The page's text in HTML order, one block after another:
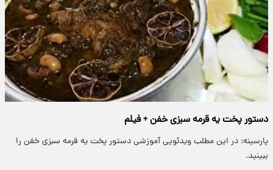
دستور پخت یه قرمه سبزی خفن + فیلم
پارسینه: در این مطلب ویدئویی آموزشی دستور پخت یه قرمه سبزی خفن را
ببینید.